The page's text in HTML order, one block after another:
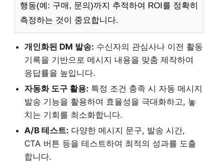
행동(예: 구매, 문의)까지 추적하여 ROI를 정확히
측정하는 것이 중요합니다.
개인화된 DM 발송: 수신자의 관심사나 이전 활동
기록을 기반으로 메시지 내용을 맞춤 제작하여
응답률을 높입니다.
자동화 도구 활용: 특정 조건 충족 시 자동 메시지
발송 기능을 활용하여 효율성을 극대화하고, 놓
치는 기회를 최소화합니다.
A/B 테스트: 다양한 메시지 문구, 발송 시간,
CTA 버튼 등을 테스트하여 최적의 성과를 도출
합니다.